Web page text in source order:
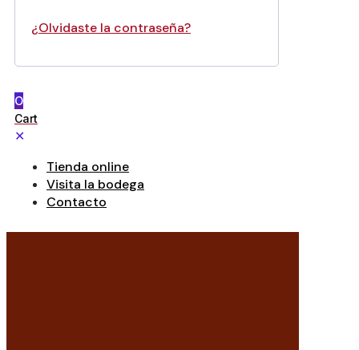
¿Olvidaste la contraseña?
0
Cart
✕
Tienda online
Visita la bodega
Contacto